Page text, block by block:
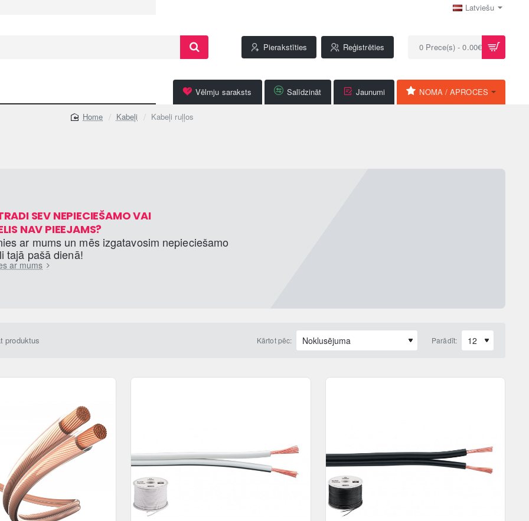
Latviešu
Pierakstīties Reģistrēties 0 Prece(s) - 0.00€
Vēlmju saraksts Salīdzināt Jaunumi NOMA / APROCES
home
Kabeļi Kabeļi ruļļos
SEV NEPIECIEŠAMO VAI
NAV PIEEJAMS?
ar mums un mēs izgatavosim nepieciešamo
tajā pašā dienā!
ar mums
produktus Kārtot pēc: Parādīt: